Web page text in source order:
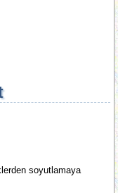
soyutlamaya